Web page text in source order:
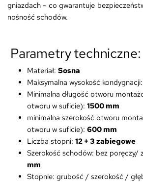
gniazdach - co gwarantuje
nośność schodów.
Parametry techniczne:
Materiał: Sosna
Maksymalna wysokość kondygnacji:
Minimalna długość otworu
otworu w suficie): 1500 mm
minimalna szerokość otworu
otworu w suficie): 600 mm
Liczba stopni: 12 + 3 zabiegowe
Szerokość schodów: bez poręczy/
mm
Stopnie: grubość / szerokość /